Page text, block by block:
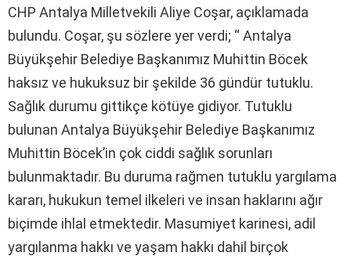
CHP Antalya Milletvekili Aliye Coşar, açıklamada
bulundu. Coşar, şu sözlere yer verdi; “ Antalya
Büyükşehir Belediye Başkanımız Muhittin Böcek
haksız ve hukuksuz bir şekilde 36 gündür tutuklu.
Sağlık durumu gittikçe kötüye gidiyor. Tutuklu
bulunan Antalya Büyükşehir Belediye Başkanımız
Muhittin Böcek’in çok ciddi sağlık sorunları
bulunmaktadır. Bu duruma rağmen tutuklu yargılama
kararı, hukukun temel ilkeleri ve insan haklarını ağır
biçimde ihlal etmektedir. Masumiyet karinesi, adil
yargılanma hakkı ve yaşam hakkı dahil birçok